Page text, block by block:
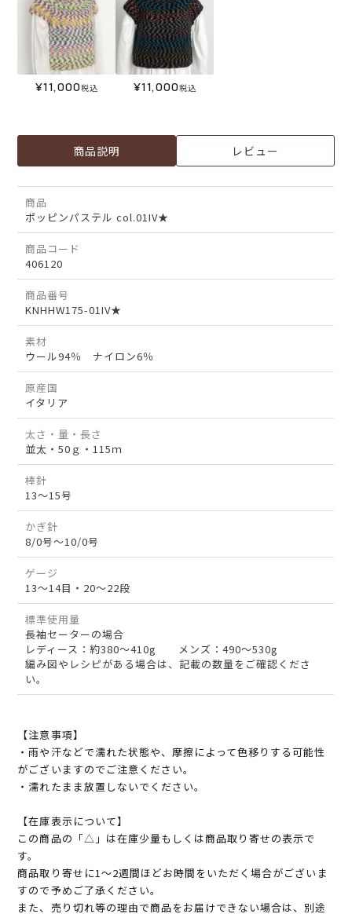
¥11,000税込 ¥11,000税込
商品説明 レビュー
商品
ポッピンパステル col.01IV★
商品コード
406120
商品番号
KNHHW175-01IV★
素材
ウール94％ ナイロン6％
原産国
イタリア
太さ・量・長さ
並太・50ｇ・115ｍ
棒針
13～15号
かぎ針
8/0号～10/0号
ゲージ
13～14目・20～22段
標準使用量
長袖セーターの場合
レディース：約380～410g メンズ：490～530g
編み図やレシピがある場合は、記載の数量をご確認くださ
い。
【注意事項】
・雨や汗などで濡れた状態や、摩擦によって色移りする可能性
がございますのでご注意ください。
・濡れたまま放置しないでください。
【在庫表示について】
この商品の「△」は在庫少量もしくは商品取り寄せの表示で
す。
商品取り寄せに1～2週間ほどお時間をいただく場合がございま
すので予めご了承ください。
また、売り切れ等の理由で商品をお届けできない場合は、別途